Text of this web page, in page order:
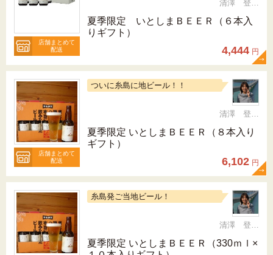
店舗まとめて
配送
清澤 登希子
夏季限定 いとしまＢＥＥＲ（６本入
りギフト）
4,444 円
店舗まとめて
配送
ついに糸島に地ビール！！
清澤 登希子
夏季限定 いとしまＢＥＥＲ（８本入り
ギフト）
6,102 円
糸島発ご当地ビール！
清澤 登希子
夏季限定 いとしまＢＥＥＲ（330ｍｌ×